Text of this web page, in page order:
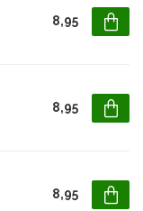
8,95
8,95
8,95